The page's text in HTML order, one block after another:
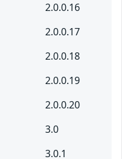
2.0.0.16
2.0.0.17
2.0.0.18
2.0.0.19
2.0.0.20
3.0
3.0.1